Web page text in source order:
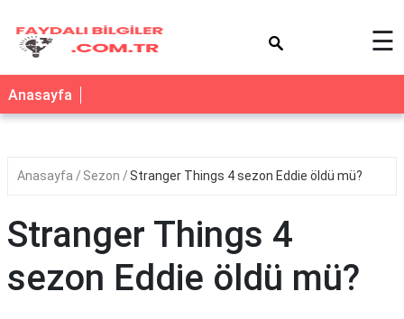
☰
Anasayfa
Anasayfa Sezon Stranger Things 4 sezon Eddie öldü mü?
Stranger Things 4
sezon Eddie öldü mü?